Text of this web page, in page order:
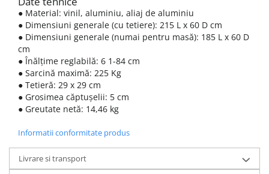
● Material: vinil, aluminiu, aliaj de aluminiu
● Dimensiuni generale (cu tetiere): 215 L x 60 D cm
● Dimensiuni generale (numai pentru masă): 185 L x 60 D
cm
● Înălțime reglabilă: 6 1-84 cm
● Sarcină maximă: 225 Kg
● Tetieră: 29 x 29 cm
● Grosimea căptușelii: 5 cm
● Greutate netă: 14,46 kg
Informatii conformitate produs
Livrare si transport